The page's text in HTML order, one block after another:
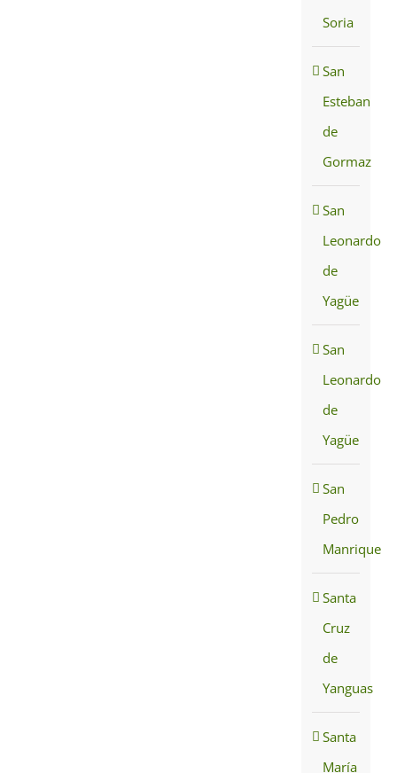
Soria
San
Esteban
de
Gormaz
San
Leonardo
de
Yagüe
San
Leonardo
de
Yagüe
San
Pedro
Manrique
Santa
Cruz
de
Yanguas
Santa
María